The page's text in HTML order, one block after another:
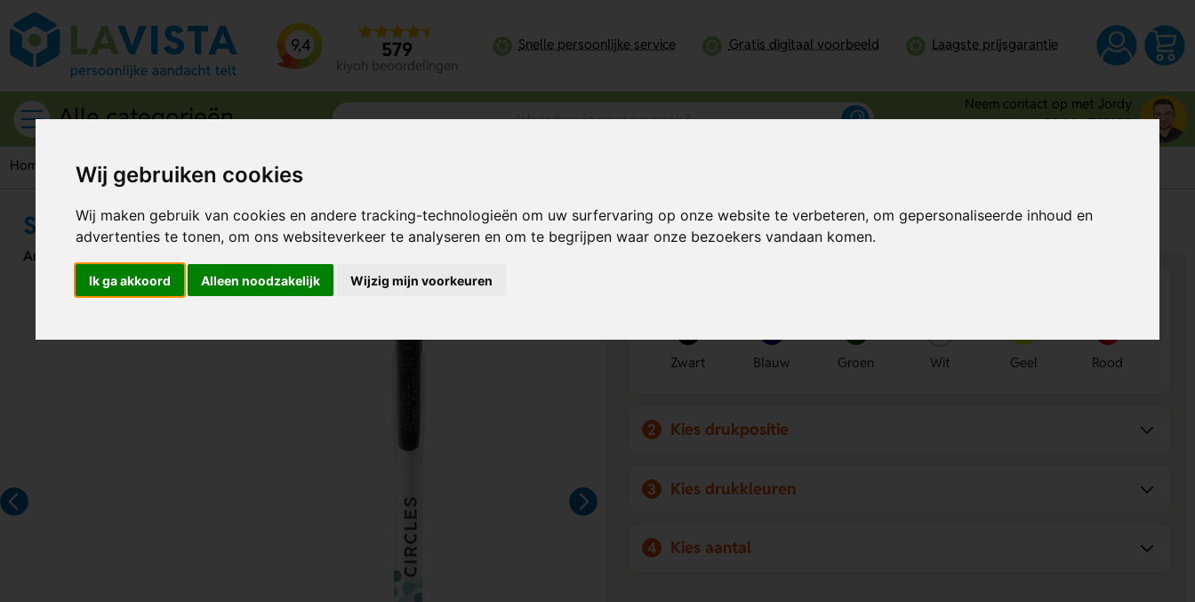
Wij gebruiken cookies
Wij maken gebruik van cookies en andere tracking-technologieën om uw surfervaring op onze website te verbeteren, om gepersonaliseerde inhoud en
advertenties te tonen, om ons websiteverkeer te analyseren en om te begrijpen waar onze bezoekers vandaan komen.
Ik ga akkoord Alleen noodzakelijk Wijzig mijn voorkeuren
9,4 579
kiyoh beoordelingen
Snelle persoonlijke service Gratis digitaal voorbeeld Laagste prijsgarantie
Alle categorieën
Neem contact op met Jordy
0344 - 745109
Home Schrijfwaren Pennen Duurzame pennen
Stilolinea Ingeo Pen: duurzame pen met stijl
Artikelnummer:
Bereken mijn prijs Al vanaf€ 0,41per stuk (excl. BTW)
Zwart Blauw Groen Wit Geel Rood
2 Kies drukpositie
3 Kies drukkleuren
4 Kies aantal